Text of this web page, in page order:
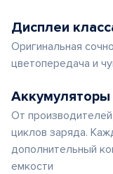
Дисплеи
Оригинальная
цветопередача и
Аккумуляторы
От
циклов заряда.
дополнительный
емкости